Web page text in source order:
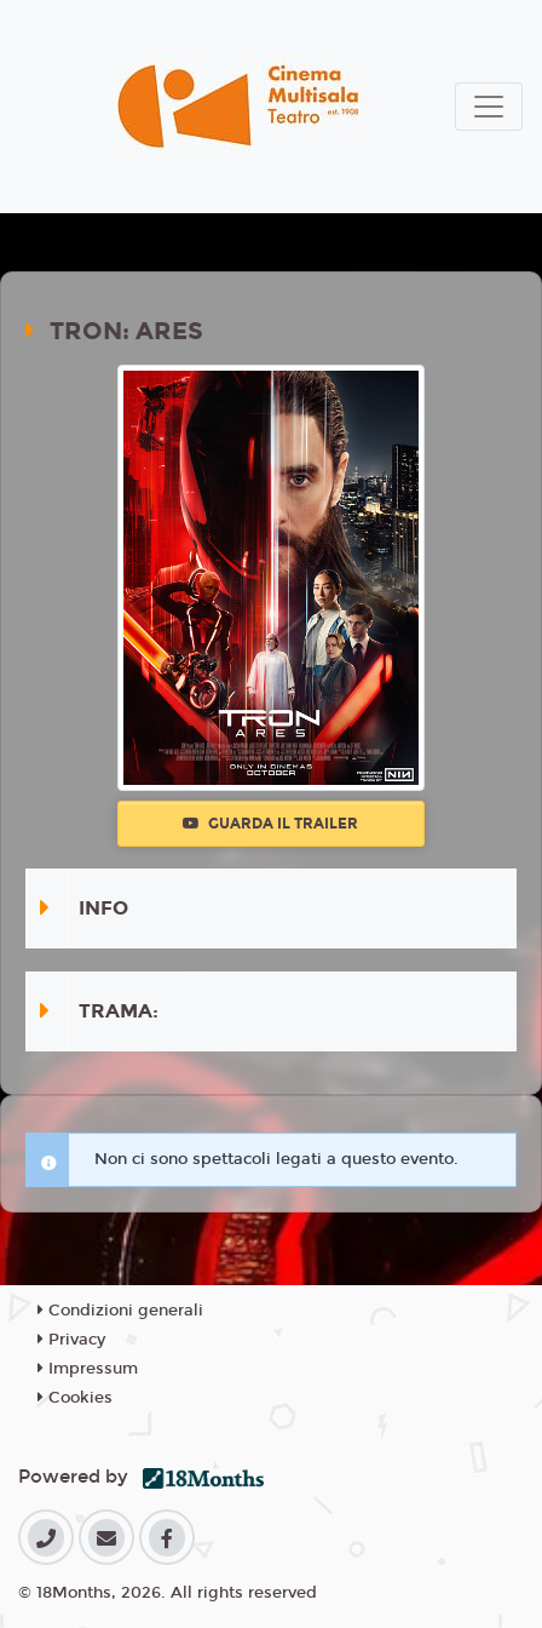
TRON: ARES
GUARDA IL TRAILER
INFO
TRAMA:
Non ci sono spettacoli legati a questo evento.
Condizioni generali
Privacy
Impressum
Cookies
Powered by
© 18Months, 2026. All rights reserved